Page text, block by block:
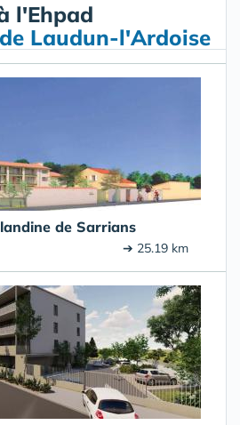
l'Ehpad
Laudun-l'Ardoise
de Sarrians
➔ 25.19 km